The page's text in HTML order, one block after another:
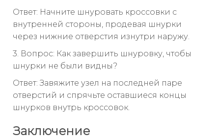
Ответ: Начните шнуровать кроссовки с
внутренней стороны, продевая шнурки
через нижние отверстия изнутри наружу.
3. Вопрос: Как завершить шнуровку, чтобы
шнурки не были видны?
Ответ: Завяжите узел на последней паре
отверстий и спрячьте оставшиеся концы
шнурков внутрь кроссовок.
Заключение